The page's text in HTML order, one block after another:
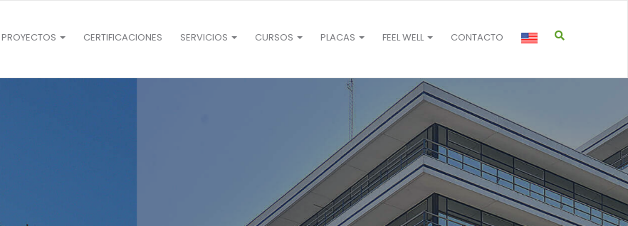
PROYECTOS CERTIFICACIONES SERVICIOS CURSOS PLACAS FEEL WELL CONTACTO